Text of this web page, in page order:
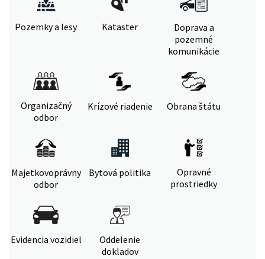
Pozemky a lesy Kataster
Doprava a
pozemné
komunikácie
Organizačný
odbor
Krízové riadenie Obrana štátu
Majetkovoprávny
odbor
Bytová politika
Opravné
prostriedky
Evidencia vozidiel
Oddelenie
dokladov